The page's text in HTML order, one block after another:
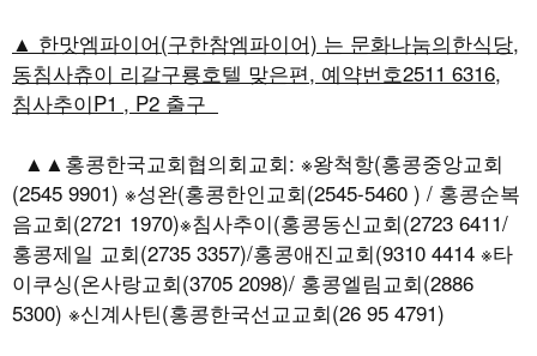
▲ 한맛엠파이어(구한참엠파이어) 는 문화나눔의한식당,
동침사츄이 리갈구룡호텔 맞은편, 예약번호2511 6316,
침사추이P1 , P2 출구
▲▲홍콩한국교회협의회교회: ※왕척항(홍콩중앙교회
(2545 9901) ※성완(홍콩한인교회(2545-5460 ) / 홍콩순복
음교회(2721 1970)※침사추이(홍콩동신교회(2723 6411/
홍콩제일 교회(2735 3357)/홍콩애진교회(9310 4414 ※타
이쿠싱(온사랑교회(3705 2098)/ 홍콩엘림교회(2886
5300) ※신계사틴(홍콩한국선교교회(26 95 4791)